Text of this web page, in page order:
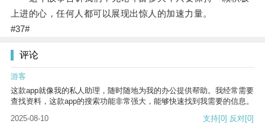
上进的心，任何人都可以展现出惊人的加速力量。
#37#
评论
游客
这款app就像我的私人助理，随时随地为我的办公提供帮助。我经常需要
查找资料，这款app的搜索功能非常强大，能够快速找到我需要的信息。
2025-08-10
支持[0] 反对[0]